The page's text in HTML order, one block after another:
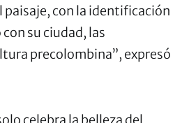
paisaje, con la identificación
su ciudad, las
precolombina”, expresó
celebra la belleza del